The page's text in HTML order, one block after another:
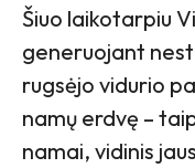
Šiuo laikotarpiu
generuojant
rugsėjo vidurio
namų erdvę –
namai, vidinis